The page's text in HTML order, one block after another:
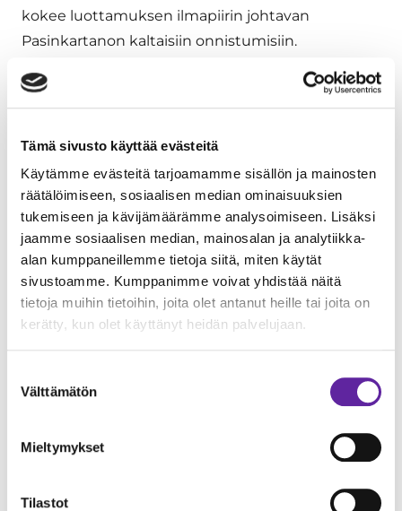
Tämä sivusto käyttää evästeitä
Käytämme evästeitä tarjoamamme sisällön ja mainosten
räätälöimiseen, sosiaalisen median ominaisuuksien
tukemiseen ja kävijämäärämme analysoimiseen. Lisäksi
jaamme sosiaalisen median, mainosalan ja analytiikka-
alan kumppaneillemme tietoja siitä, miten käytät
sivustoamme. Kumppanimme voivat yhdistää näitä
tietoja muihin tietoihin, joita olet antanut heille tai joita on
kerätty, kun olet käyttänyt heidän palvelujaan.
valinta
Välttämätön
Mieltymykset
Tilastot
kokee luottamuksen ilmapiirin johtavan
Pasinkartanon kaltaisiin onnistumisiin.
samaa maaliin.
tehneet lujasti töitä halutun lopputuloksen
varmistamiseksi ja että rakentaminen sujuu
kokonaisuudessaan hyvin asukkaiden
näkökulmasta”, kiteyttää Esa.
HYVÄ TIEDOTUS VIE POHJAN
HUHUPUHEILTA
Pasinkantanon hallituksen puheenjohtajana jo
”Hallituksen ensimmäiset ehdotukset